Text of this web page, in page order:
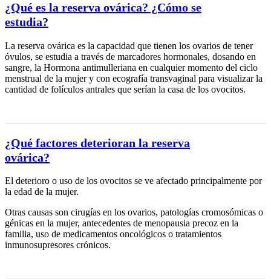
¿Qué es la reserva ovárica? ¿Cómo se
estudia?
La reserva ovárica es la capacidad que tienen los ovarios de tener
óvulos, se estudia a través de marcadores hormonales, dosando en
sangre, la Hormona antimulleriana en cualquier momento del ciclo
menstrual de la mujer y con ecografía transvaginal para visualizar la
cantidad de folículos antrales que serían la casa de los ovocitos.
¿Qué factores deterioran la reserva
ovárica?
El deterioro o uso de los ovocitos se ve afectado principalmente por
la edad de la mujer.
Otras causas son cirugías en los ovarios, patologías cromosómicas o
génicas en la mujer, antecedentes de menopausia precoz en la
familia, uso de medicamentos oncológicos o tratamientos
inmunosupresores crónicos.